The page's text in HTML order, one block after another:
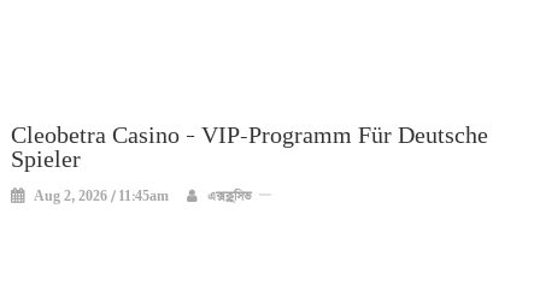
Cleobetra Casino – VIP-Programm Für Deutsche
Spieler
Aug 2, 2026 / 11:45am এক্সক্লুসিভ